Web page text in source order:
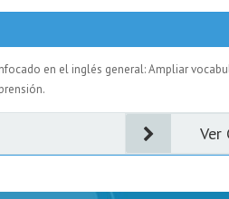
en el inglés general: Ampliar
Ver